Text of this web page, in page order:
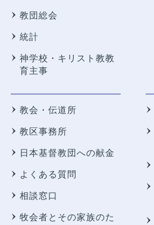
教団総会
統計
神学校・キリスト教教
育主事
教会・伝道所
教区事務所
日本基督教団への献金
よくある質問
相談窓口
牧会者とその家族のた